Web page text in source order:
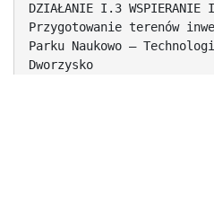
DZIAŁANIE I.3 WSPIERANIE
Przygotowanie terenów
Parku Naukowo –
Dworzysko